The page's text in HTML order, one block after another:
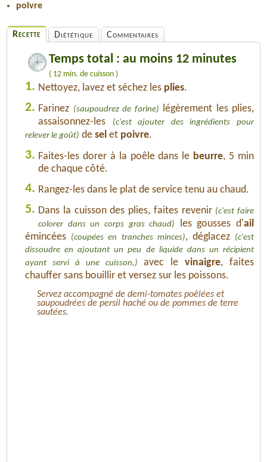
poivre
Recette Diététique Commentaires
Temps total : au moins 12 minutes
( 12 min. de cuisson )
1. Nettoyez, lavez et séchez les plies.
2. Farinez (saupoudrez de farine)
légèrement les plies,
assaisonnez-les
(c'est ajouter des ingrédients pour
relever le goût) de sel et poivre.
3. Faites-les dorer à la poêle dans le beurre, 5 min
de chaque côté.
4. Rangez-les dans le plat de service tenu au chaud.
5. Dans la cuisson des plies, faites revenir (c'est faire
colorer dans un corps gras chaud)
les gousses d'ail
émincées (coupées en tranches minces), déglacez (c'est
dissoudre en ajoutant un peu de liquide dans un récipient
ayant servi à une cuisson,)
avec levinaigre, faites
chauffer sans bouillir et versez sur les poissons.
Servez accompagné de demi-tomates poêlées et
saupoudrées de persil haché ou de pommes de terre
sautées.